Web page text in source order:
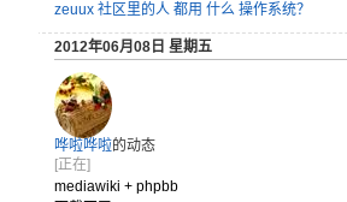
zeuux 社区里的人 都用 什么 操作系统？
2012年06月08日 星期五
哗啦哗啦的动态
[正在]
mediawiki + phpbb